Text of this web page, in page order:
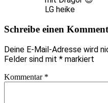
LG heike
Schreibe einen
Deine E-Mail-Adresse wird
Felder sind mit * markiert
Kommentar *